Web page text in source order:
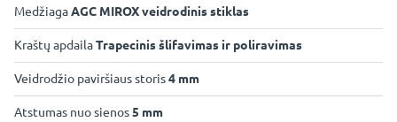
MedžiagaAGC MIROX veidrodinis stiklas
Kraštų apdailaTrapecinis šlifavimas ir poliravimas
Veidrodžio paviršiaus storis4 mm
Atstumas nuo sienos5 mm